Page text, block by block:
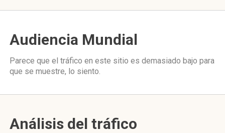
Audiencia Mundial
Parece que el tráfico en este sitio es demasiado bajo para
que se muestre, lo siento.
Análisis del tráfico